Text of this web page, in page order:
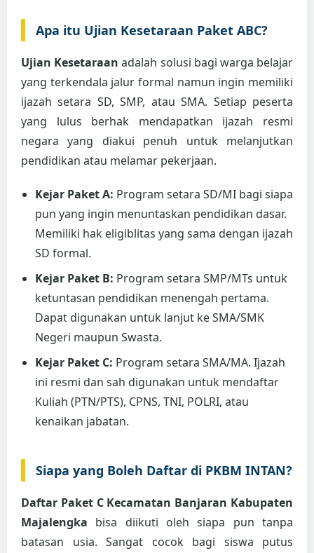
Apa itu Ujian Kesetaraan Paket ABC?
Ujian Kesetaraan adalah solusi bagi warga belajar
yang terkendala jalur formal namun ingin memiliki
ijazah setara SD, SMP, atau SMA. Setiap peserta
yang lulus berhak mendapatkan ijazah resmi
negara yang diakui penuh untuk melanjutkan
pendidikan atau melamar pekerjaan.
Kejar Paket A: Program setara SD/MI bagi siapa
pun yang ingin menuntaskan pendidikan dasar.
Memiliki hak eligiblitas yang sama dengan ijazah
SD formal.
Kejar Paket B: Program setara SMP/MTs untuk
ketuntasan pendidikan menengah pertama.
Dapat digunakan untuk lanjut ke SMA/SMK
Negeri maupun Swasta.
Kejar Paket C: Program setara SMA/MA. Ijazah
ini resmi dan sah digunakan untuk mendaftar
Kuliah (PTN/PTS), CPNS, TNI, POLRI, atau
kenaikan jabatan.
Siapa yang Boleh Daftar di PKBM INTAN?
Daftar Paket C Kecamatan Banjaran Kabupaten
Majalengka bisa diikuti oleh siapa pun tanpa
batasan usia. Sangat cocok bagi siswa putus